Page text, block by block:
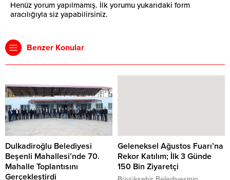
Henüz yorum yapılmamış. İlk yorumu yukarıdaki form
aracılığıyla siz yapabilirsiniz.
Benzer Konular
Dulkadiroğlu Belediyesi
Beşenli Mahallesi’nde 70.
Mahalle Toplantısını
Gerçekleştirdi
Geleneksel Ağustos Fuarı’na
Rekor Katılım; İlk 3 Günde
150 Bin Ziyaretçi